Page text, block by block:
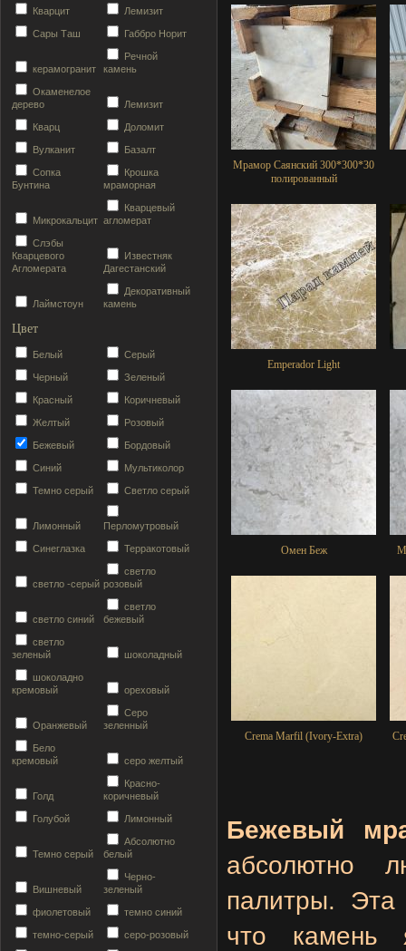
Кварцит Лемизит
Сары Таш Габбро Норит
керамогранит
Речной
камень
Окаменелое
дерево
Лемизит
Кварц Доломит
Вулканит Базалт
Сопка
Бунтина
Крошка
мраморная
Микрокальцит
Кварцевый
агломерат
Слэбы
Кварцевого
Агломерата
Известняк
Дагестанский
Лаймстоун
Декоративный
камень
Цвет
Белый Серый
Черный Зеленый
Красный Коричневый
Желтый Розовый
Бежевый Бордовый
Синий Мультиколор
Темно серый Светло серый
Лимонный Перломутровый
Синеглазка Терракотовый
светло -серый
светло
розовый
светло синий
светло
бежевый
светло
зеленый
шоколадный
шоколадно
кремовый
ореховый
Оранжевый
Серо
зеленный
Бело
кремовый
серо желтый
Голд
Красно-
коричневый
Голубой Лимонный
Темно серый
Абсолютно
белый
Вишневый
Черно-
зеленый
фиолетовый темно синий
темно-серый серо-розовый
Мрамор Саянский 300*300*30
полированный
Emperador Light
Омeн Беж
Crema Marfil (Ivory-Extra)
Бежевый
абсолютно
палитры. Эта
что камень